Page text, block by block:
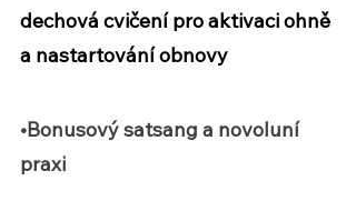
dechová cvičení pro aktivaci ohně
a nastartování obnovy
•Bonusový satsang a novoluní
praxi